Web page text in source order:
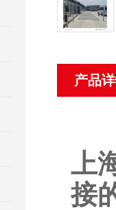
产品
上
接